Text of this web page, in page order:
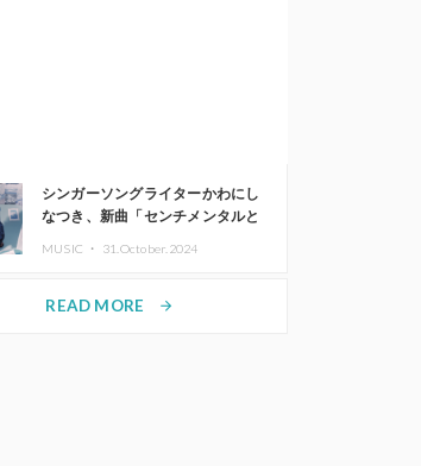
シンガーソングライターかわにし
なつき、新曲「センチメンタルと
MUSIC ・ 31.October.2024
READ MORE arrow_forward